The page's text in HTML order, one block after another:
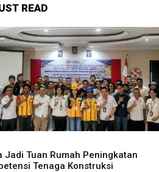
READ
Jadi Tuan Rumah Peningkatan
Tenaga Konstruksi